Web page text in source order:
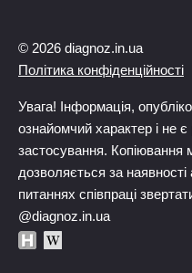
© 2026 diagnoz.in.ua
Політика конфіденційності
Увага! Інформація,
ознайомчий характер і не
застосування. Копіювання
дозволяється за
питаннях співпраці
@diagnoz.in.ua